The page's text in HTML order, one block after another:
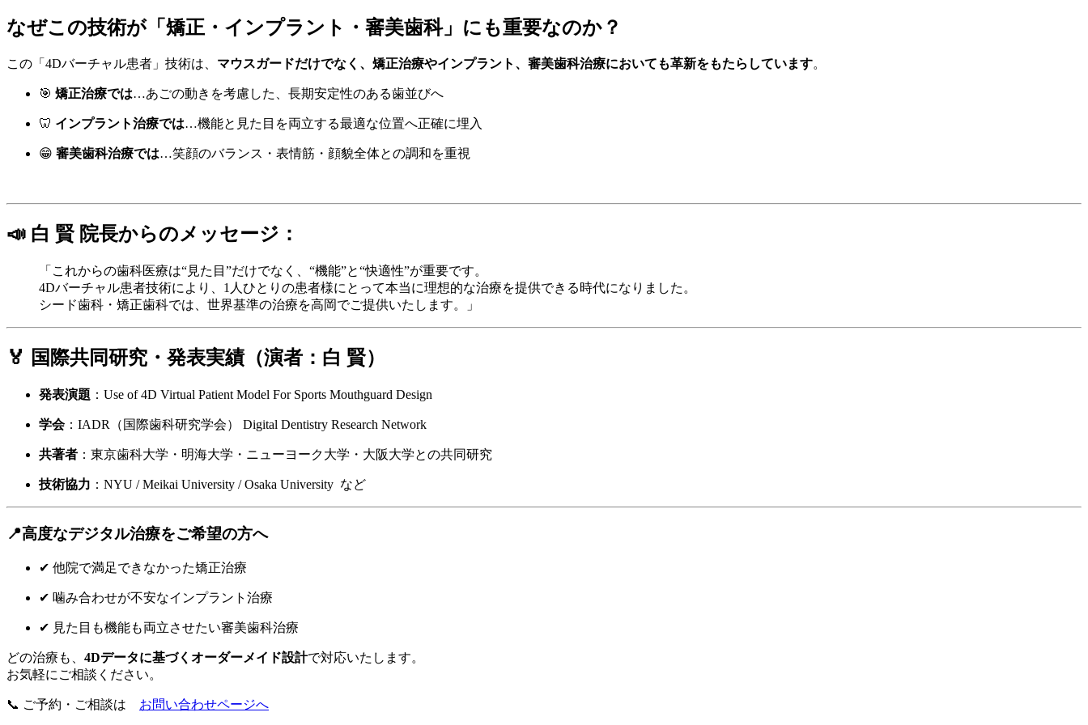
なぜこの技術が「矯正・インプラント・審美歯科」にも重要なのか？
この「4Dバーチャル患者」技術は、 マウスガードだけでなく、矯正治療やインプラント、審美歯科治療においても革新をもたらしています。
🎯 矯正治療では…あごの動きを考慮した、長期安定性のある歯並びへ
🦷 インプラント治療では…機能と見た目を両立する最適な位置へ正確に埋入
😁 審美歯科治療では…笑顔のバランス・表情筋・顔貌全体との調和を重視
📣 白 賢 院長からのメッセージ：
「これからの歯科医療は“見た目”だけでなく、“機能”と“快適性”が重要です。
4Dバーチャル患者技術により、1人ひとりの患者様にとって本当に理想的な治療を提供できる時代になりました。
シード歯科・矯正歯科では、世界基準の治療を高岡でご提供いたします。」
🏅 国際共同研究・発表実績（演者：白 賢）
発表演題 ：Use of 4D Virtual Patient Model For Sports Mouthguard Design
学会：IADR（国際歯科研究学会） Digital Dentistry Research Network
共著者 ：東京歯科大学・明海大学・ニューヨーク大学・大阪大学との共同研究
技術協力 ：NYU / Meikai University / Osaka University など
📍高度なデジタル治療をご希望の方へ
✔︎ 他院で満足できなかった矯正治療
✔︎ 噛み合わせが不安なインプラント治療
✔︎ 見た目も機能も両立させたい審美歯科治療
どの治療も、 4Dデータに基づくオーダーメイド設計で対応いたします。
お気軽にご相談ください。
📞 ご予約・ご相談は お問い合わせページへ